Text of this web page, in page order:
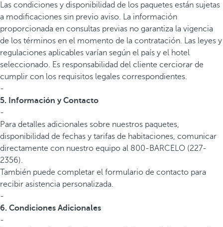
Las condiciones y disponibilidad de los paquetes están sujetas
a modificaciones sin previo aviso. La información
proporcionada en consultas previas no garantiza la vigencia
de los términos en el momento de la contratación. Las leyes y
regulaciones aplicables varían según el país y el hotel
seleccionado. Es responsabilidad del cliente cerciorar de
cumplir con los requisitos legales correspondientes.
-
5. Información y Contacto
-
Para detalles adicionales sobre nuestros paquetes,
disponibilidad de fechas y tarifas de habitaciones, comunicar
directamente con nuestro equipo al 800-BARCELO (227-
2356).
También puede completar el formulario de contacto para
recibir asistencia personalizada.
-
6. Condiciones Adicionales
-